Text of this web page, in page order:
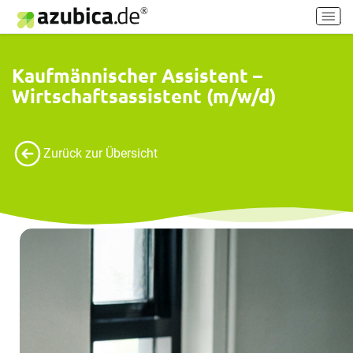
H
a
n
-
Kaufmännischer Assistent –
Wirtschaftsassistent (m/w/d)
Zurück zur Übersicht